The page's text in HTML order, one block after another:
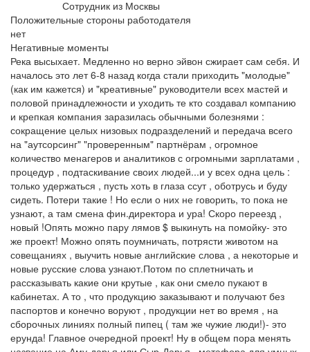
Сотрудник из Москвы
Положительные стороны работодателя
нет
Негативные моменты
Река высыхает. Медленно но верно эйвон сжирает сам себя. И
началось это лет 6-8 назад когда стали приходить "молодые"
(как им кажется) и "креативные" руководители всех мастей и
половой принадлежности и уходить те кто создавал компанию
и крепкая компания заразилась обычными болезнями :
сокращение целых низовых подразделений и передача всего
на "аутсорсинг" "проверенным" партнёрам , огромное
количество менагеров и аналитиков с огромными зарплатами ,
процедур , подтаскивание своих людей...и у всех одна цель :
только удержаться , пусть хоть в глаза ссут , оботрусь и буду
сидеть. Потери такие ! Но если о них не говорить, то пока не
узнают, а там смена фин.директора и ура! Скоро переезд ,
новый !Опять можно пару лямов $ выкинуть на помойку- это
же проект! Можно опять поумничать, потрясти животом на
совещаниях , выучить новые английские слова , а некоторые и
новые русские слова узнают.Потом по сплетничать и
рассказывать какие они крутые , как они смело пукают в
кабинетах. А то , что продукцию заказывают и получают без
паспортов и конечно воруют , продукции нет во время , на
сборочных линиях полный пипец ( там же чужие люди!)- это
ерунда! Главное очередной проект! Ну в общем пора менять